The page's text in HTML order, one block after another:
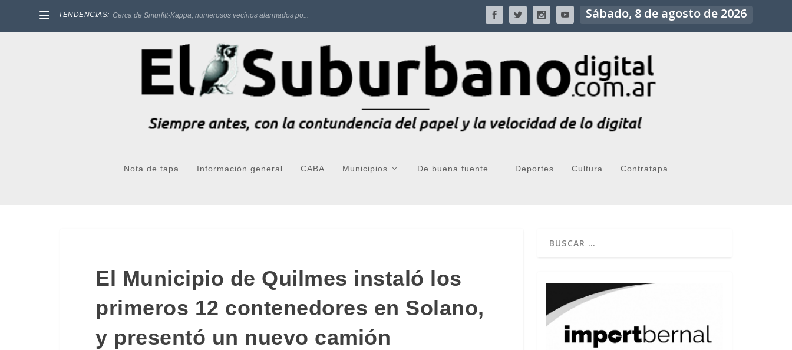
TENDENCIAS: Cerca de Smurfitt-Kappa, numerosos vecinos alarmados po... Sábado, 8 de agosto de 2026
Nota de tapa Información general CABA Municipios De buena fuente... Deportes Cultura Contratapa
El Municipio de Quilmes instaló los
primeros 12 contenedores en Solano,
y presentó un nuevo camión